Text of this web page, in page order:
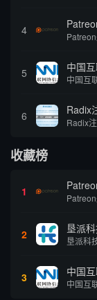
4
5 中国
6
收藏榜
1
2 垦派
3 中国